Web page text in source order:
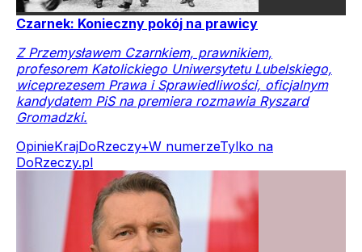
Czarnek: Konieczny pokój na prawicy
Z Przemysławem Czarnkiem, prawnikiem,
profesorem Katolickiego Uniwersytetu Lubelskiego,
wiceprezesem Prawa i Sprawiedliwości, oficjalnym
kandydatem PiS na premiera rozmawia Ryszard
Gromadzki.
OpinieKrajDoRzeczy+W numerzeTylko na
DoRzeczy.pl